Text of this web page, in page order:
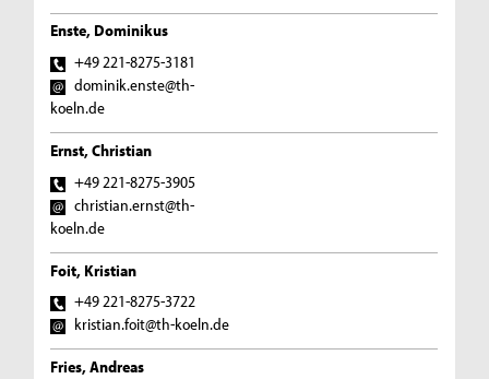
Enste, Dominikus
+49 221-8275-3181
dominik.enste@th-
koeln.de
Ernst, Christian
+49 221-8275-3905
christian.ernst@th-
koeln.de
Foit, Kristian
+49 221-8275-3722
kristian.foit@th-koeln.de
Fries, Andreas